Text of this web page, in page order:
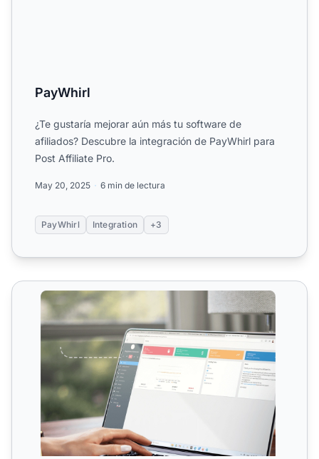
PayWhirl
¿Te gustaría mejorar aún más tu software de
afiliados? Descubre la integración de PayWhirl para
Post Affiliate Pro.
May 20, 2025 6 min de lectura
PayWhirl Integration +3
Integraciones